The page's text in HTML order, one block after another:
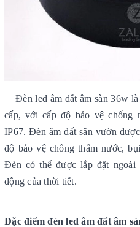
Đèn led âm đất âm sàn 36w là
cấp, với cấp độ bảo vệ chống
IP67. Đèn âm đất sân vườn
độ bảo vệ chống thấm nước,
Đèn có thể được lắp đặt
động của thời tiết.
Đặc điểm đèn led âm đất âm